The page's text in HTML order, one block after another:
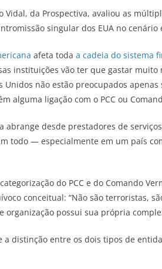
Vidal, da Prospectiva, avaliou as
singular dos EUA no
afeta toda a cadeia do sistema
instituições vão ter que gastar
Unidos não estão preocupados
alguma ligação com o PCC ou
abrange desde prestadores de
todo — especialmente em um país
do PCC e do Comando
conceitual: “Não são terroristas,
organização possui sua própria
a distinção entre os dois tipos de